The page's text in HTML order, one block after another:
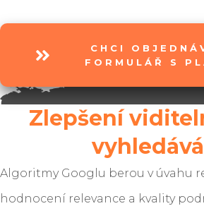
CHCI
FORMULÁŘ S
Zlepšení
Algoritmy Googlu berou v úvahu
hodnocení relevance a kvality